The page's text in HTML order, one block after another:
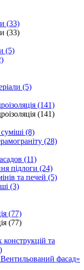
(33)
(33)
(5)
(5)
(141)
(141)
(8)
(28)
(11)
підлоги (24)
та печей (5)
(3)
(77)
(77)
конструкцій та
фасад»